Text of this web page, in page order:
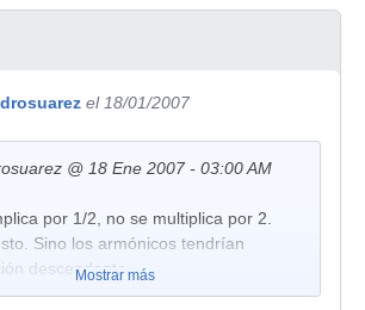
el 18/01/2007
@ 18 Ene 2007 - 03:00 AM
por 1/2, no se multiplica por 2.
Sino los armónicos tendrían
descendente.
Mostrar más